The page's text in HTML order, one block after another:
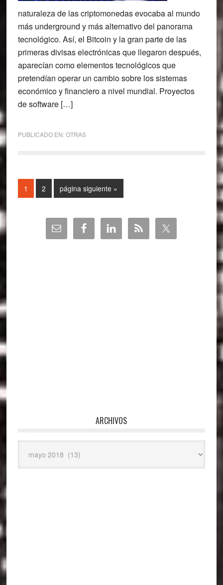
naturaleza de las criptomonedas evocaba al mundo
más underground y más alternativo del panorama
tecnológico. Así, el Bitcoin y la gran parte de las
primeras divisas electrónicas que llegaron después,
aparecían como elementos tecnológicos que
pretendían operar un cambio sobre los sistemas
económico y financiero a nivel mundial. Proyectos
de software […]
PUBLICADO EN:OTRAS
Página
1 Página
2
Ir
a
página siguiente »
Barra
lateral
ARCHIVOS